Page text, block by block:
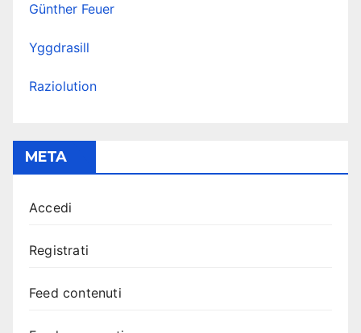
Günther Feuer
Yggdrasill
Raziolution
META
Accedi
Registrati
Feed contenuti